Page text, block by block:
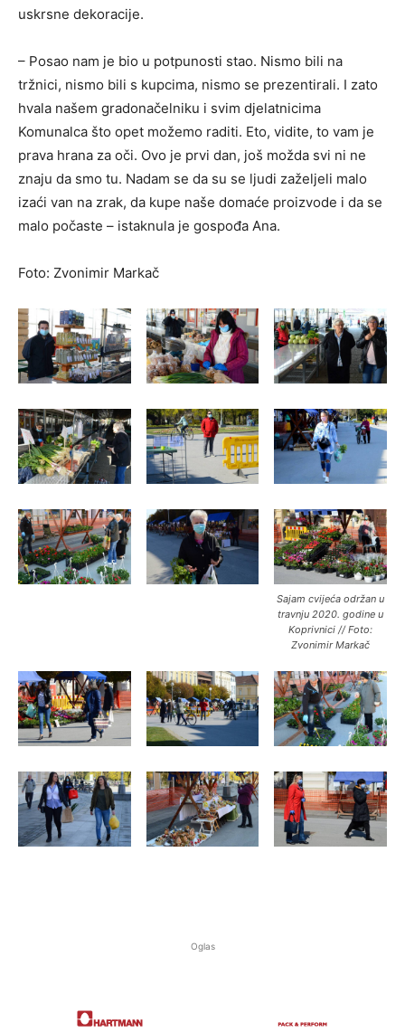
uskrsne dekoracije.
– Posao nam je bio u potpunosti stao. Nismo bili na
tržnici, nismo bili s kupcima, nismo se prezentirali. I zato
hvala našem gradonačelniku i svim djelatnicima
Komunalca što opet možemo raditi. Eto, vidite, to vam je
prava hrana za oči. Ovo je prvi dan, još možda svi ni ne
znaju da smo tu. Nadam se da su se ljudi zaželjeli malo
izaći van na zrak, da kupe naše domaće proizvode i da se
malo počaste – istaknula je gospođa Ana.
Foto: Zvonimir Markač
Sajam cvijeća održan u
travnju 2020. godine u
Koprivnici // Foto:
Zvonimir Markač
Oglas